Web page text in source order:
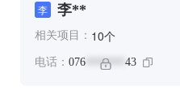
李 李**
相关项目： 10个
电话： 076 ******* 43